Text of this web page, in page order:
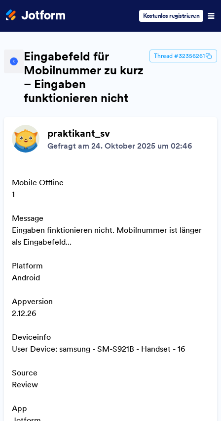
Kostenlos registrieren
Eingabefeld für
Mobilnummer zu kurz
– Eingaben
funktionieren nicht
Thread #32356261
praktikant_sv
Gefragt am 24. Oktober 2025 um 02:46
Mobile Offline
1
Message
Eingaben finktionieren nicht. Mobilnummer ist länger
als Eingabefeld...
Platform
Android
Appversion
2.12.26
Deviceinfo
User Device: samsung - SM-S921B - Handset - 16
Source
Review
App